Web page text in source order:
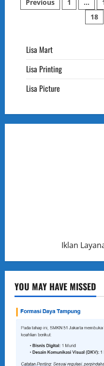
STUDIO
SMKN
JAKARTA
Posts
Previous 1 …
18
Lisa Mart
Lisa Printing
Lisa Picture
Iklan
YOU MAY HAVE MISSED